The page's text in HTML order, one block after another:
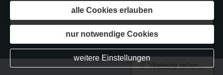
alle Cookies erlauben
nur notwendige Cookies
weitere Einstellungen
Website teilen...